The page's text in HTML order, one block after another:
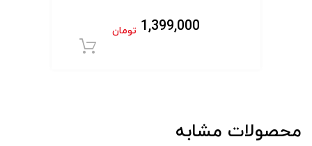
1,399,000 تومان
محصولات مشابه